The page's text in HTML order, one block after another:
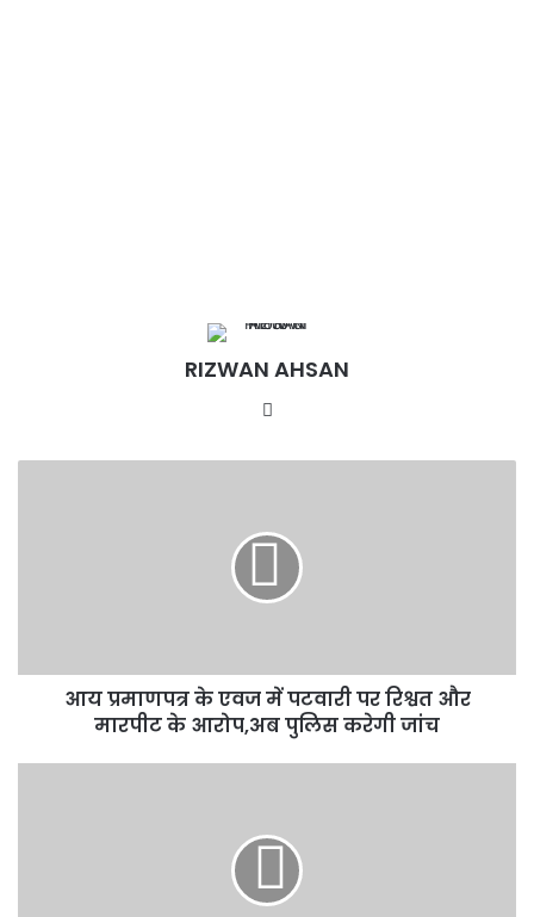
RIZWAN AHSAN
और
आय प्रमाणपत्र के एवज में पटवारी पर रिश्वत और
मारपीट के आरोप,अब पुलिस करेगी जांच